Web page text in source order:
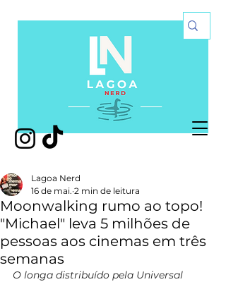
Moonwalking rumo ao topo!
"Michael" leva 5 milhões de
pessoas aos cinemas em três
semanas
Lagoa Nerd
16 de mai. 2 min de leitura
O longa distribuído pela Universal